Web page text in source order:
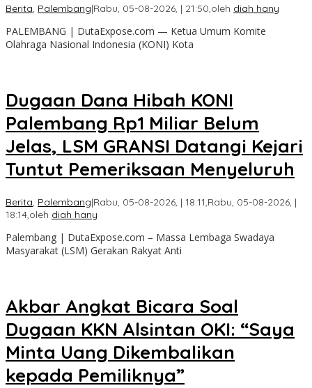
Berita, Palembang|Rabu, 05-08-2026, | 21:50,oleh diah hany
PALEMBANG | DutaExpose.com — Ketua Umum Komite
Olahraga Nasional Indonesia (KONI) Kota
Dugaan Dana Hibah KONI
Palembang Rp1 Miliar Belum
Jelas, LSM GRANSI Datangi Kejari
Tuntut Pemeriksaan Menyeluruh
Berita, Palembang|Rabu, 05-08-2026, | 18:11,Rabu, 05-08-2026, |
18:14,oleh diah hany
Palembang | DutaExpose.com – Massa Lembaga Swadaya
Masyarakat (LSM) Gerakan Rakyat Anti
Akbar Angkat Bicara Soal
Dugaan KKN Alsintan OKI: “Saya
Minta Uang Dikembalikan
kepada Pemiliknya”